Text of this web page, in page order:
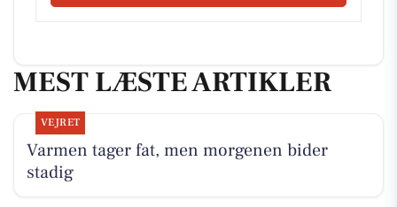
MEST LÆSTE ARTIKLER
VEJRET
Varmen tager fat, men morgenen bider
stadig